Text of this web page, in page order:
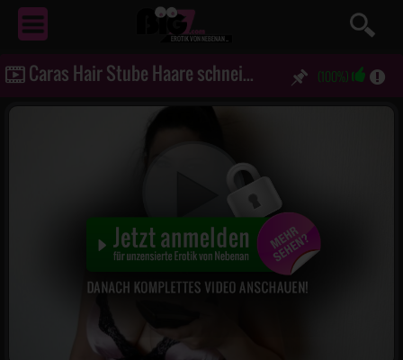
EROTIKVON NEBENAN ...
Caras Hair Stube Haare schneiden gegen Sex (100%)